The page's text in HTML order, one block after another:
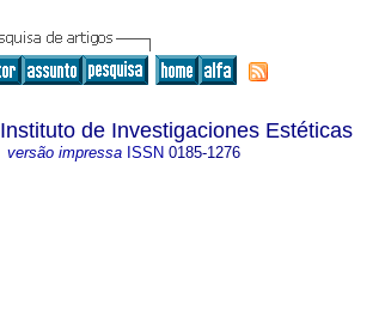
de Investigaciones Estéticas
versão impressaISSN 0185-1276